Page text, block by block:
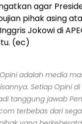
agar
pihak asing
Jokowi di
(ec)
adalah media
Setiap Opini di
tanggung jawab
terbebas dari